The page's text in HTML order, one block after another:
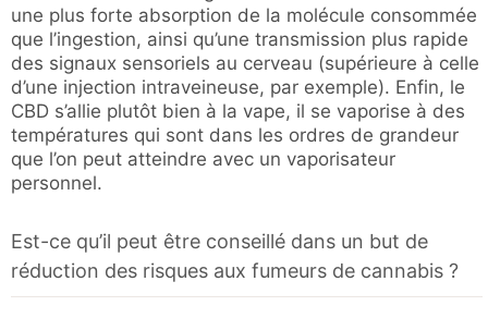
une plus forte absorption de la molécule consommée
que l’ingestion, ainsi qu’une transmission plus rapide
des signaux sensoriels au cerveau (supérieure à celle
d’une injection intraveineuse, par exemple). Enfin, le
CBD s’allie plutôt bien à la vape, il se vaporise à des
températures qui sont dans les ordres de grandeur
que l’on peut atteindre avec un vaporisateur
personnel.
Est-ce qu’il peut être conseillé dans un but de
réduction des risques aux fumeurs de cannabis ?